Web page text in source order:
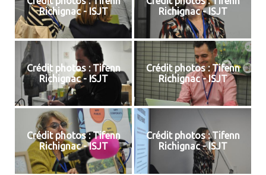
Richignac - ISJT
Richignac - ISJT
Crédit photos : Tifenn
Richignac - ISJT
Crédit photos : Tifenn
Richignac - ISJT
Crédit photos : Tifenn
Richignac - ISJT
Crédit photos : Tifenn
Richignac - ISJT